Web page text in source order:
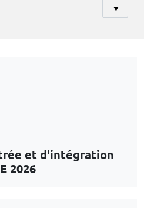
▼
et d'intégration
2026